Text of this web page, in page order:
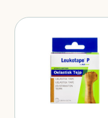
Produkter